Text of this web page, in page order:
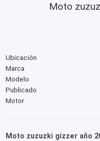
Moto
Ubicación
Marca
Modelo
Publicado
Motor
Moto zuzuzki gizzer año